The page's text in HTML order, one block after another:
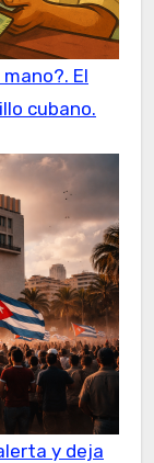
El
cubano.
y deja